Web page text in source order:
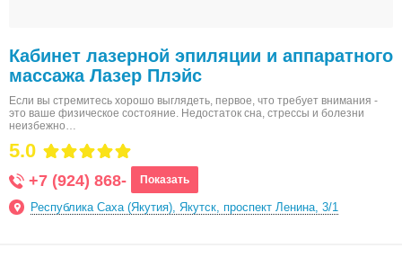
Кабинет лазерной эпиляции и аппаратного
массажа Лазер Плэйс
Если вы стремитесь хорошо выглядеть, первое, что требует внимания -
это ваше физическое состояние. Недостаток сна, стрессы и болезни
неизбежно…
5.0
+7 (924) 868- Показать
Республика Саха (Якутия), Якутск, проспект Ленина, 3/1